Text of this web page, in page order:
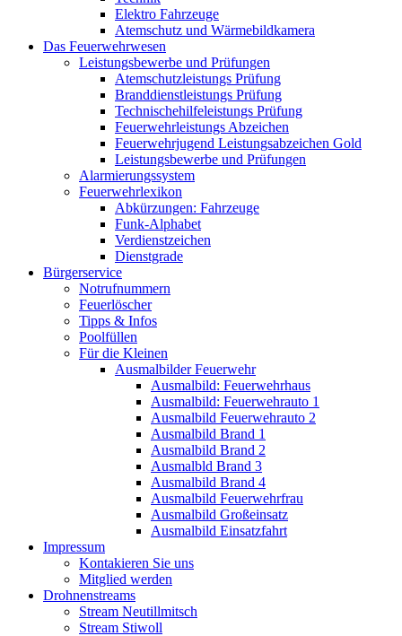
Elektro Fahrzeuge
Atemschutz und Wärmebildkamera
Das Feuerwehrwesen
Leistungsbewerbe und Prüfungen
Atemschutzleistungs Prüfung
Branddienstleistungs Prüfung
Technischehilfeleistungs Prüfung
Feuerwehrleistungs Abzeichen
Feuerwehrjugend Leistungsabzeichen Gold
Leistungsbewerbe und Prüfungen
Alarmierungssystem
Feuerwehrlexikon
Abkürzungen: Fahrzeuge
Funk-Alphabet
Verdienstzeichen
Dienstgrade
Bürgerservice
Notrufnummern
Feuerlöscher
Tipps & Infos
Poolfüllen
Für die Kleinen
Ausmalbilder Feuerwehr
Ausmalbild: Feuerwehrhaus
Ausmalbild: Feuerwehrauto 1
Ausmalbild Feuerwehrauto 2
Ausmalbild Brand 1
Ausmalbild Brand 2
Ausmalbld Brand 3
Ausmalbild Brand 4
Ausmalbild Feuerwehrfrau
Ausmalbild Großeinsatz
Ausmalbild Einsatzfahrt
Impressum
Kontakieren Sie uns
Mitglied werden
Drohnenstreams
Stream Neutillmitsch
Stream Stiwoll